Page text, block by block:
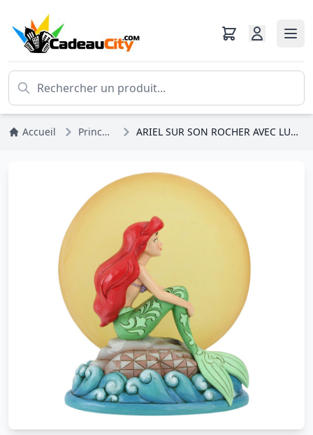
Accueil Princesses Disney ARIEL SUR SON ROCHER AVEC LUNE LUMINEUSE - DISNEY TRADITIONS